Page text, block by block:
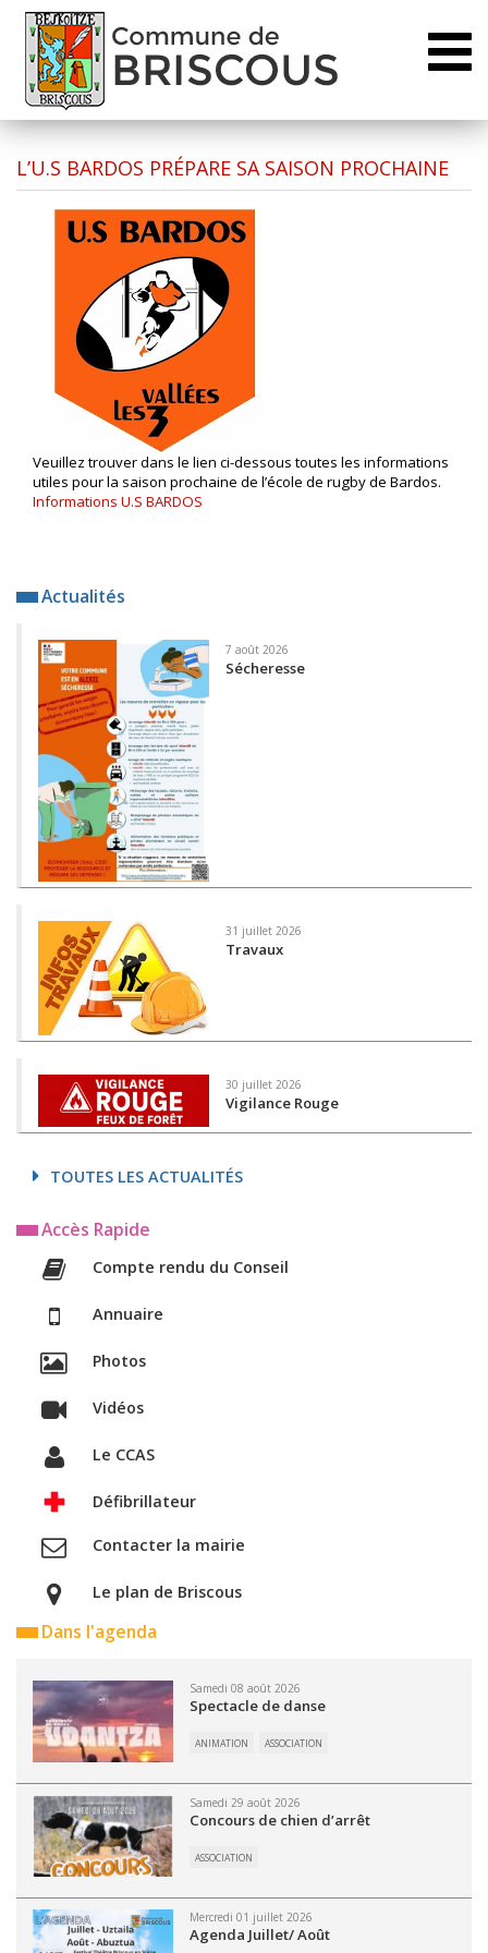
L’U.S BARDOS PRÉPARE SA SAISON PROCHAINE
Veuillez trouver dans le lien ci-dessous toutes les informations
utiles pour la saison prochaine de l’école de rugby de Bardos.
Informations U.S BARDOS
Actualités
7 août 2026
Sécheresse
31 juillet 2026
Travaux
30 juillet 2026
Vigilance Rouge
TOUTES LES ACTUALITÉS
Accès Rapide
Compte rendu du Conseil
Annuaire
Photos
Vidéos
Le CCAS
Défibrillateur
Contacter la mairie
Le plan de Briscous
Dans l'agenda
Samedi 08 août 2026
Spectacle de danse
ANIMATION ASSOCIATION
Samedi 29 août 2026
Concours de chien d’arrêt
ASSOCIATION
Mercredi 01 juillet 2026
Agenda Juillet/ Août